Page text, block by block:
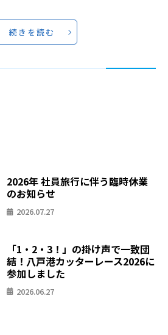
続きを読む
2026年 社員旅行に伴う臨時休業
のお知らせ
2026.07.27
「1・2・3！」の掛け声で一致団
結！八戸港カッターレース2026に
参加しました
2026.06.27